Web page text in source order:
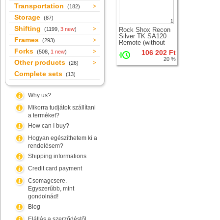
Transportation (182)
Storage (87)
Shifting (1199, 3 new)
Frames (293)
Forks (508, 1 new)
Other products (26)
Complete sets (13)
Why us?
Mikorra tudjátok szállítani
a terméket?
How can I buy?
Hogyan egészíthetem ki a
rendelésem?
Shipping informations
Credit card payment
Csomagcsere.
Egyszerűbb, mint
gondolnád!
Blog
1
Rock Shox Recon
Silver TK SA120
Remote (without
LO lever)
suspension fork for
106 202 Ft
20 %